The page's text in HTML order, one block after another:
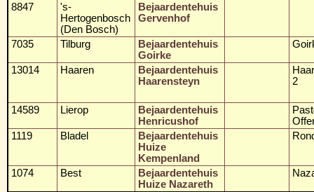
8847
's-
Hertogenbosch
(Den Bosch)
Bejaardentehuis
Gervenhof
7035 Tilburg
Bejaardentehuis
Goirke
13014 Haaren
Bejaardentehuis
Haarensteyn
2
14589 Lierop
Bejaardentehuis
Henricushof
1119
Bladel
Bejaardentehuis
Huize
Kempenland
1074 Best
Bejaardentehuis
Huize Nazareth